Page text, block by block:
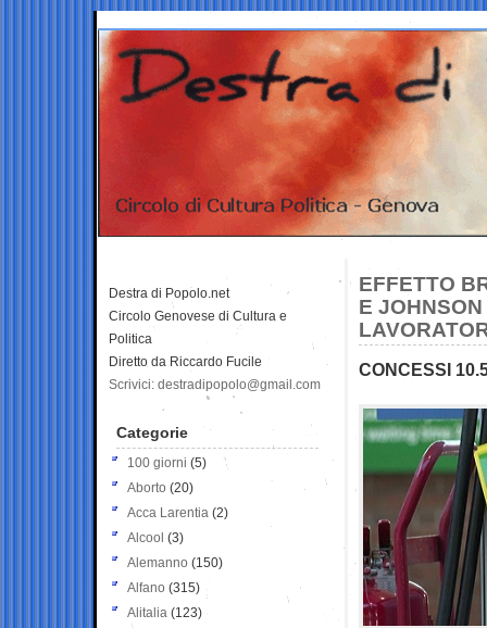
EFFETTO
E
CONCESSI
Destra di Popolo.net
Circolo Genovese di Cultura e
Politica
Diretto da Riccardo Fucile
Scrivici: destradipopolo@gmail.com
Categorie
100 giorni (5)
Aborto (20)
Acca Larentia (2)
Alcool (3)
Alemanno (150)
Alfano (315)
Alitalia (123)